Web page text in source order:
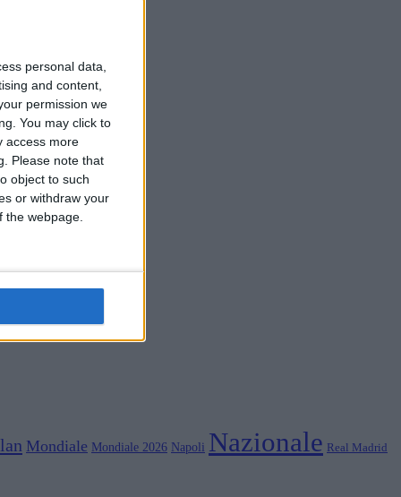
personal data,
and content,
permission we
You may click to
access more
Please note that
object to such
or withdraw your
webpage.
Mondiale Mondiale 2026 Napoli Nazionale Real Madrid